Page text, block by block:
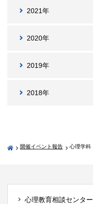
2021年
2020年
2019年
2018年
開催イベント報告 心理学科
心理教育相談センター